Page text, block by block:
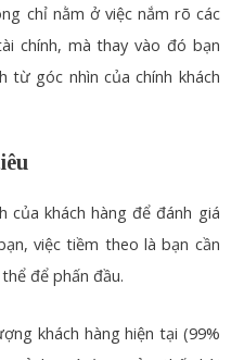
chỉ nằm ở việc nắm rõ các
chính, mà thay vào đó bạn
từ góc nhìn của chính khách
của khách hàng để đánh giá
việc tiềm theo là bạn cần
để phấn đầu.
khách hàng hiện tại (99%